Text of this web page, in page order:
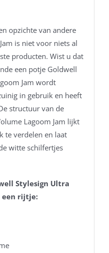
opzichte van andere
is niet voor niets al
producten. Wist u dat
een potje Goldwell
Jam wordt
in gebruik en heeft
structuur van de
Lagoom Jam lijkt
te verdelen en laat
witte schilfertjes
Stylesign Ultra
een rijtje: